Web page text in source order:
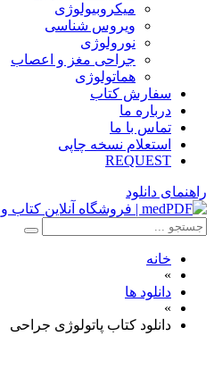
میکروبیولوژی
ویروس شناسی
نورولوژی
جراحی مغز و اعصاب
هماتولوژی
سفارش کتاب
درباره ما
تماس با ما
استعلام نسخه چاپی
REQUEST
راهنمای دانلود
خانه
»
دانلود ها
»
دانلود کتاب پاتولوژی جراحی